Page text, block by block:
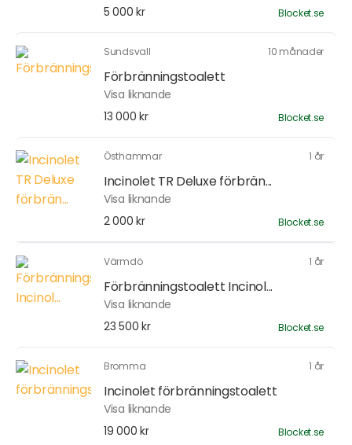
5 000 kr
Blocket.se
Sundsvall 10 månader
Förbränningstoalett
Visa liknande
13 000 kr
Blocket.se
Östhammar 1 år
Incinolet TR Deluxe förbrän...
Visa liknande
2 000 kr
Blocket.se
Värmdö 1 år
Förbränningstoalett Incinol...
Visa liknande
23 500 kr
Blocket.se
Bromma 1 år
Incinolet förbränningstoalett
Visa liknande
19 000 kr
Blocket.se